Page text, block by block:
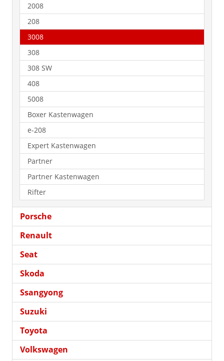
2008
208
3008
308
308 SW
408
5008
Boxer Kastenwagen
e-208
Expert Kastenwagen
Partner
Partner Kastenwagen
Rifter
Porsche
Renault
Seat
Skoda
Ssangyong
Suzuki
Toyota
Volkswagen